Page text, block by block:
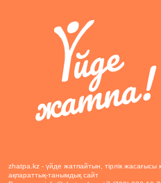
zhatpa.kz - үйде жатпайтын, тірлік жасағысы
ақпараттық-танымдық сайт